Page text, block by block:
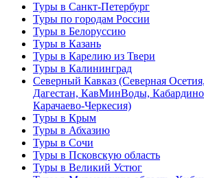
Туры в Санкт-Петербург
Туры по городам России
Туры в Белоруссию
Туры в Казань
Туры в Карелию из Твери
Туры в Калининград
Северный Кавказ (Северная
Дагестан, КавМинВоды,
Карачаево-Черкесия)
Туры в Крым
Туры в Абхазию
Туры в Сочи
Туры в Псковскую область
Туры в Великий Устюг